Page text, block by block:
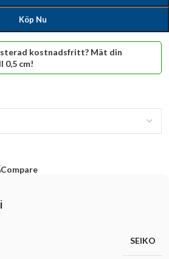
Köp Nu
kostnadsfritt? Mät din
0,5 cm!
Compare
SEIKO